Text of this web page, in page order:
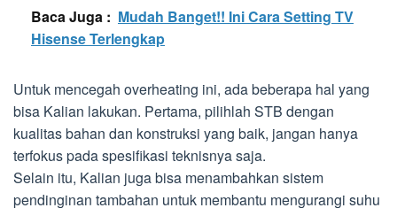
Baca Juga : Mudah Banget!! Ini Cara Setting TV
Hisense Terlengkap
Untuk mencegah overheating ini, ada beberapa hal yang
bisa Kalian lakukan. Pertama, pilihlah STB dengan
kualitas bahan dan konstruksi yang baik, jangan hanya
terfokus pada spesifikasi teknisnya saja.
Selain itu, Kalian juga bisa menambahkan sistem
pendinginan tambahan untuk membantu mengurangi suhu